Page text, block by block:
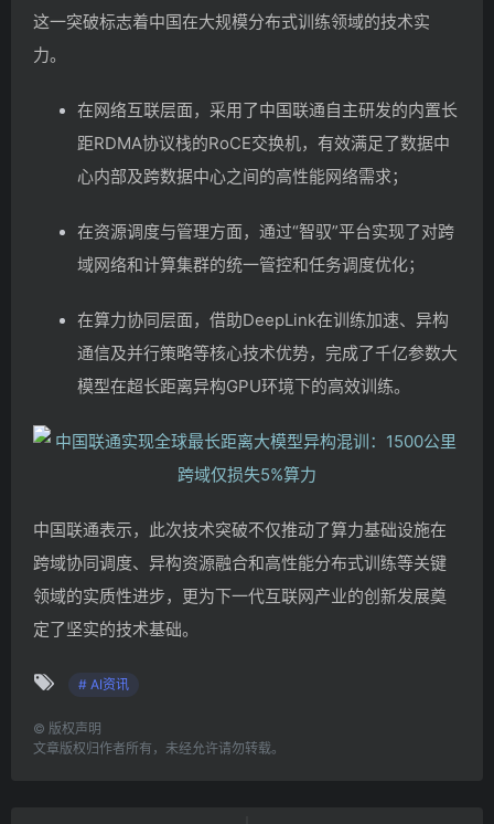
这一突破标志着中国在大规模分布式训练领域的技术实
力。
在网络互联层面，采用了中国联通自主研发的内置长
距RDMA协议栈的RoCE交换机，有效满足了数据中
心内部及跨数据中心之间的高性能网络需求；
在资源调度与管理方面，通过“智驭”平台实现了对跨
域网络和计算集群的统一管控和任务调度优化；
在算力协同层面，借助DeepLink在训练加速、异构
通信及并行策略等核心技术优势，完成了千亿参数大
模型在超长距离异构GPU环境下的高效训练。
中国联通表示，此次技术突破不仅推动了算力基础设施在
跨域协同调度、异构资源融合和高性能分布式训练等关键
领域的实质性进步，更为下一代互联网产业的创新发展奠
定了坚实的技术基础。
# AI资讯
© 版权声明
文章版权归作者所有，未经允许请勿转载。